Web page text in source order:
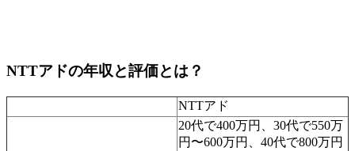
NTTアドの年収と評価とは？
NTTアド
20代で400万円、30代で550万
円〜600万円、40代で800万円